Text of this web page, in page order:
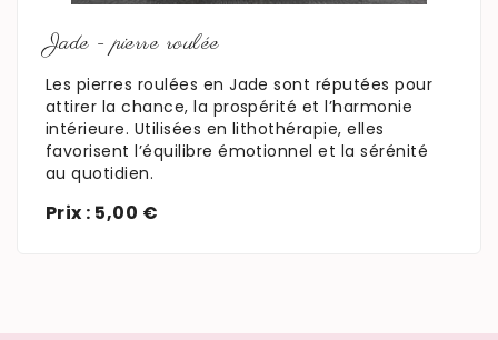
Jade - pierre roulée
Les pierres roulées en Jade sont réputées pour
attirer la chance, la prospérité et l’harmonie
intérieure. Utilisées en lithothérapie, elles
favorisent l’équilibre émotionnel et la sérénité
au quotidien.
Prix : 5,00 €